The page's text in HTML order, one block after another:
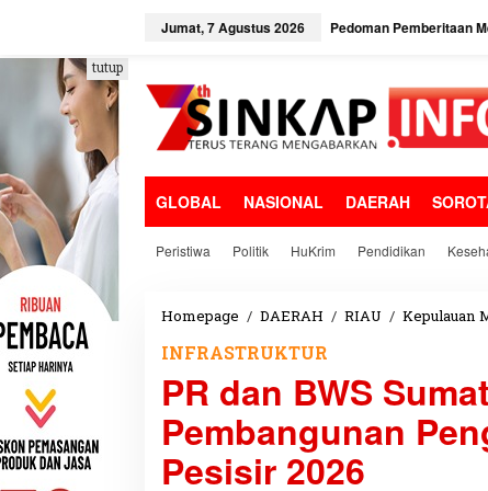
e
k
o
n
t
e
n
Jumat, 7 Agustus 2026 Pedoman Pemberitaan
GLOBAL NASIONAL DAERAH
Peristiwa Politik HuKrim Pendidikan
tutup
Homepage / DAERAH / RIAU / Kepulauan
INFRASTRUKTUR
PR dan BWS
Pembangunan
Pesisir 2026